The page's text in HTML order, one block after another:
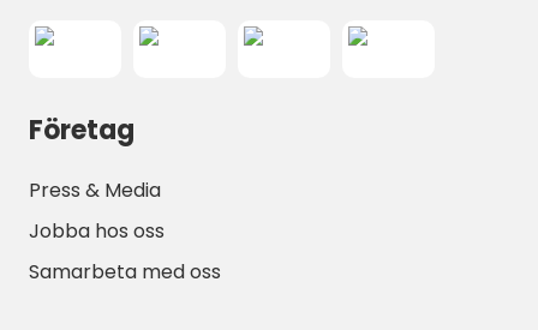
Företag
Press & Media
Jobba hos oss
Samarbeta med oss